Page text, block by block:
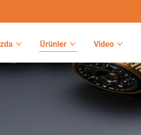
Ürünler Video